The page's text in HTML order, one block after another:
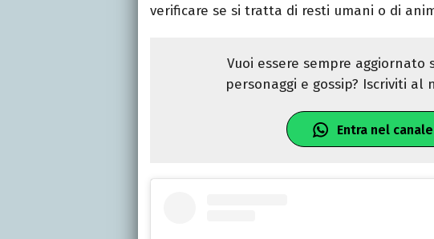
verificare se si tratta di resti umani o di
Vuoi essere sempre aggiornato
personaggi e gossip? Iscriviti
Entra nel